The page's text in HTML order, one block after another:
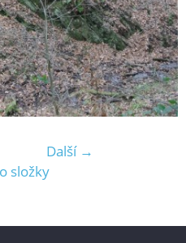
Další →
složky